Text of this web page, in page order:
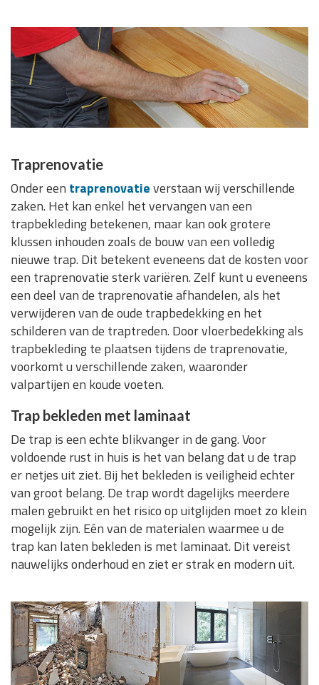
Traprenovatie
Onder een traprenovatieverstaan wij verschillende
zaken. Het kan enkel het vervangen van een
trapbekleding betekenen, maar kan ook grotere
klussen inhouden zoals de bouw van een volledig
nieuwe trap. Dit betekent eveneens dat de kosten voor
een traprenovatie sterk variëren. Zelf kunt u eveneens
een deel van de traprenovatie afhandelen, als het
verwijderen van de oude trapbedekking en het
schilderen van de traptreden. Door vloerbedekking als
trapbekleding te plaatsen tijdens de traprenovatie,
voorkomt u verschillende zaken, waaronder
valpartijen en koude voeten.
Trap bekleden met laminaat
De trap is een echte blikvanger in de gang. Voor
voldoende rust in huis is het van belang dat u de trap
er netjes uit ziet. Bij het bekleden is veiligheid echter
van groot belang. De trap wordt dagelijks meerdere
malen gebruikt en het risico op uitglijden moet zo klein
mogelijk zijn. Eén van de materialen waarmee u de
trap kan laten bekleden is met laminaat. Dit vereist
nauwelijks onderhoud en ziet er strak en modern uit.